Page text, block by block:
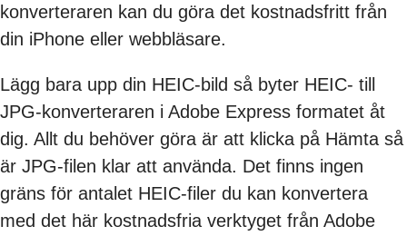
konverteraren kan du göra det kostnadsfritt från
din iPhone eller webbläsare.
Lägg bara upp din HEIC-bild så byter HEIC- till
JPG-konverteraren i Adobe Express formatet åt
dig. Allt du behöver göra är att klicka på Hämta så
är JPG-filen klar att använda. Det finns ingen
gräns för antalet HEIC-filer du kan konvertera
med det här kostnadsfria verktyget från Adobe